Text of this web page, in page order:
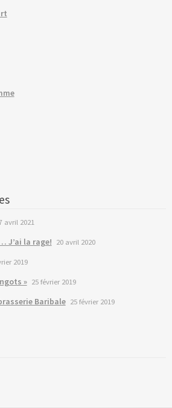
avril 2021
J’ai la rage! 20 avril 2020
2019
» 25 février 2019
Baribale 25 février 2019